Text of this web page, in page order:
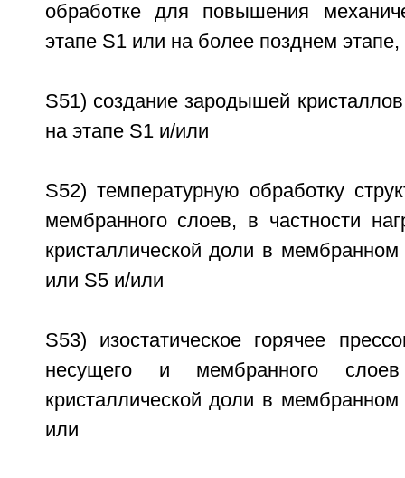
обработке для повышения
этапе S1 или на более позднем
S51) создание зародышей
на этапе S1 и/или
S52) температурную обработку
мембранного слоев, в частности
кристаллической доли в
или S5 и/или
S53) изостатическое горячее
несущего и мембранного
кристаллической доли в
или